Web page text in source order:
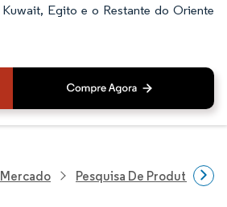
Egito e o Restante do Oriente
Pesquisa De Produtos